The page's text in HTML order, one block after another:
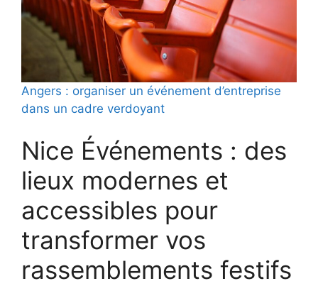
Angers : organiser un événement d’entreprise
dans un cadre verdoyant
Nice Événements : des
lieux modernes et
accessibles pour
transformer vos
rassemblements festifs